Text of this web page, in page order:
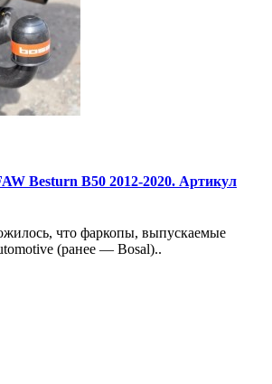
Besturn B50 2012-2020. Артикул
что фаркопы, выпускаемые
(ранее — Bosal)..